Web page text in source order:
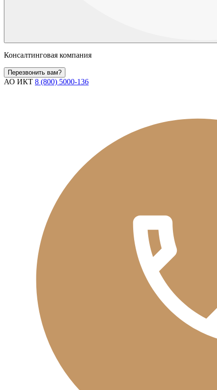
Консалтинговая компания
Перезвонить вам?
АО ИКТ 8 (800) 5000-136